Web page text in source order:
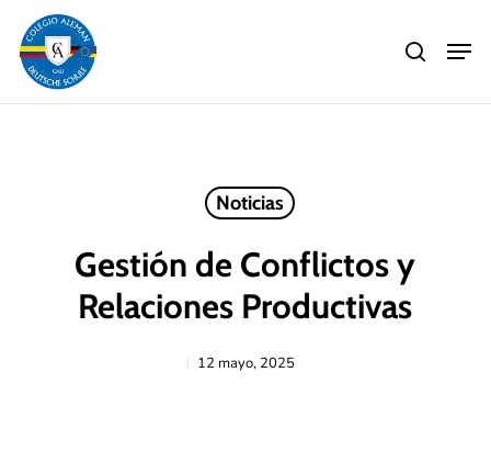
main
content
search
Noticias
Gestión de Conflictos y
Relaciones Productivas
12 mayo, 2025